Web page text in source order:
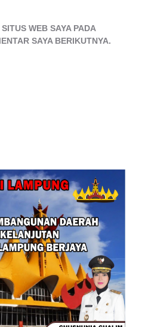
WEB SAYA PADA
SAYA BERIKUTNYA.